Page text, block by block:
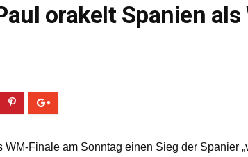
orakelt Spanien
Finale am Sonntag einen Sieg der Spanier